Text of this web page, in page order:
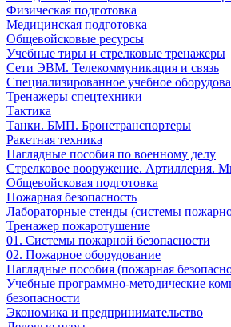
Физическая подготовка
Медицинская подготовка
Общевойсковые ресурсы
Учебные тиры и стрелковые тренажеры
Сети ЭВМ. Телекоммуникация и связь
Специализированное учебное
Тренажеры спецтехники
Тактика
Танки. БМП. Бронетранспортеры
Ракетная техника
Наглядные пособия по военному делу
Стрелковое вооружение. Артиллерия.
Общевойсковая подготовка
Пожарная безопасность
Лабораторные стенды (системы
Тренажер пожаротушение
01. Системы пожарной безопасности
02. Пожарное оборудование
Наглядные пособия (пожарная
Учебные программно-методические
безопасности
Экономика и предпринимательство